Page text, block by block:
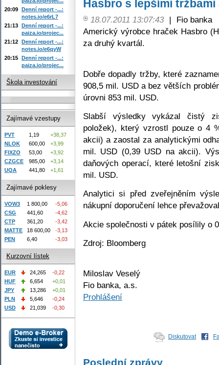
Hasbro s lepšími
18.07.2011 13:07:43 |
Fio banka
Americký výrobce hraček Hasbro
za druhý kvartál.
Dobře dopadly tržby, které
908,5 mil. USD a bez větších
úrovni 853 mil. USD.
Slabší výsledky vykázal čistý
položek), který vzrostl pouze o 4
akcii) a zaostal za analytickými
mil. USD (0,39 USD na akcii).
daňových operací, které letošní
mil. USD.
Analytici si před zveřejněním
nákupní doporučení lehce
Akcie společnosti v pátek posílily o
Zdroj: Bloomberg
Miloslav Veselý
Fio banka, a.s.
Prohlášení
Diskutovat
Poslední zprávy
20:09 Denní report -...:
notes.io/e6rL7
21:13 Denní report -...:
paiza.io/projec...
21:12 Denní report -...:
notes.io/e6qyW
20:15 Denní report -...:
paiza.io/projec...
Škola investování
Zajímavé vzestupy
PVT 1,19
+38,37
NLOK
600,00
+3,99
FIXZO
53,00
+3,92
CZGCE
985,00
+3,14
UQA
441,80 +1,61
Zajímavé poklesy
VOW3 1 800,00
-5,06
CSG
441,60
-4,62
CTP
361,20
-3,42
MATTE
18 600,00
-3,13
PEN
6,40 -3,03
Kurzovní lístek
EUR 24,265
-0,22
HUF
6,654
+0,01
JPY
13,286
+0,01
PLN
5,646
-0,24
USD
21,039 -0,30